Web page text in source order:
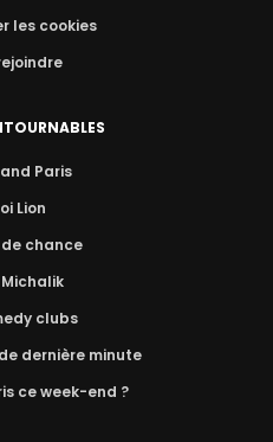
les cookies
Paris
Lion
de chance
clubs
dernière minute
ce week-end ?